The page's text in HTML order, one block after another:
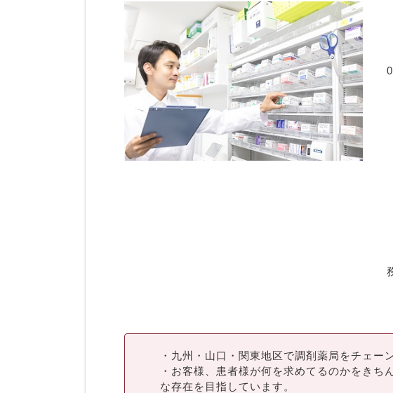
0
・九州・山口・関東地区で調剤薬局をチェー
・お客様、患者様が何を求めてるのかをき
な存在を目指しています。